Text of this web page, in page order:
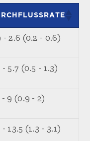
- 2.6 (0.2 - 0.6)
- 5.7 (0.5 - 1.3)
- 9 (0.9 - 2)
- 13.5 (1.3 - 3.1)